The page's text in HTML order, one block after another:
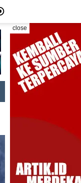
close